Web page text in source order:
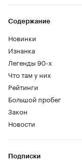
Содержание
Новинки
Изнанка
Легенды 90-х
Что там у них
Рейтинги
Большой пробег
Закон
Новости
Подписки